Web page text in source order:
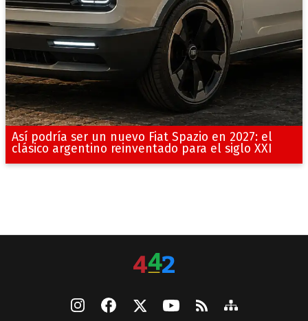
Así podría ser un nuevo Fiat Spazio en 2027: el
clásico argentino reinventado para el siglo XXI